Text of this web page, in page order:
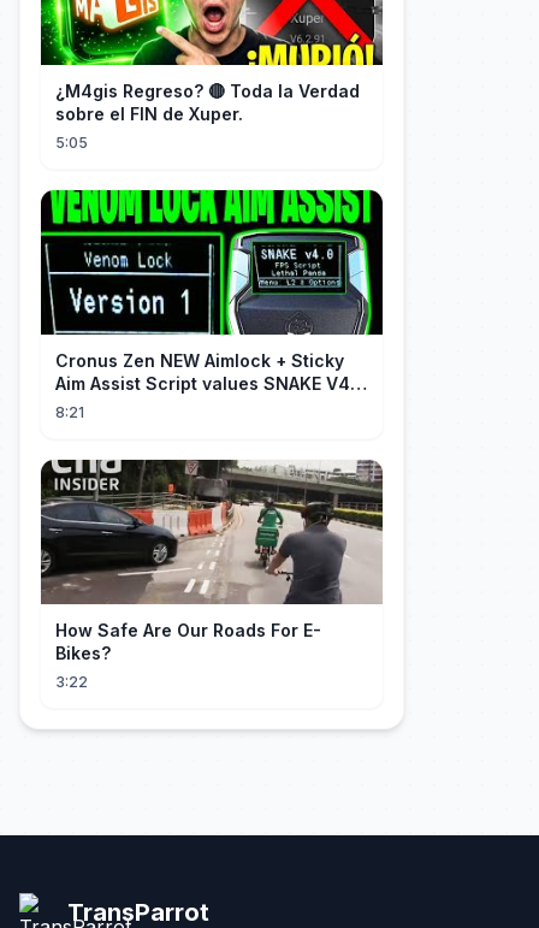
¿M4gis Regreso? 🔴 Toda la Verdad
sobre el FIN de Xuper.
5:05
Cronus Zen NEW Aimlock + Sticky
Aim Assist Script values SNAKE V4
(PS5 + XBOX + PC)
8:21
How Safe Are Our Roads For E-
Bikes?
3:22
TransParrot